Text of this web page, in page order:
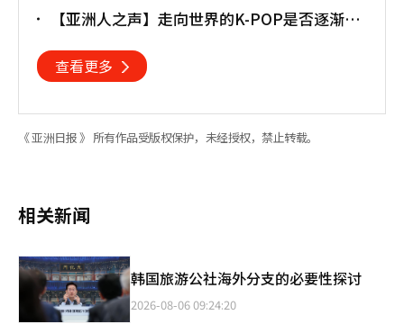
【亚洲人之声】走向世界的K-POP是否逐渐淡
查看更多
《 亚洲日报 》 所有作品受版权保护，未经授权，禁止转载。
相关新闻
韩国旅游公社海外分支的必要性探讨
2026-08-06 09:24:20